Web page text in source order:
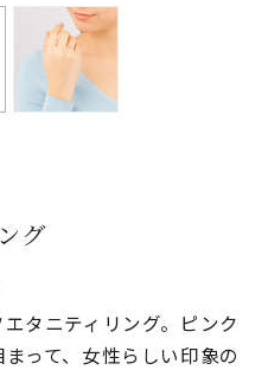
グ
タニティリング。ピンク
って、女性らしい印象の